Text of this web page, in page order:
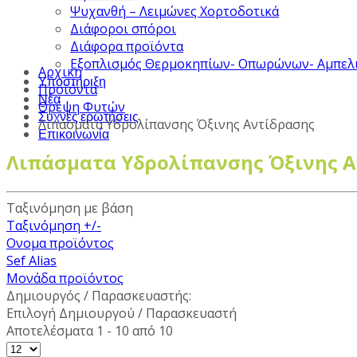
Ψυχανθή – Λειμώνες Χορτοδοτικά
Διάφοροι σπόροι
Διάφορα προϊόντα
Εξοπλισμός Θερμοκηπίων- Οπωρώνων-
Υποστήριξη
Νέα
Συχνές ερωτήσεις
Επικοινωνία
Αρχική
Προϊόντα
Θρέψη Φυτών
Λιπάσματα Υδρολίπανσης Όξινης Αντίδρασης
Λιπάσματα Υδρολίπανσης Όξινης
Ταξινόμηση με βάση
Ταξινόμηση +/-
Ονομα προϊόντος
Sef Alias
Μονάδα προϊόντος
Δημιουργός / Παρασκευαστής:
Επιλογή Δημιουργού / Παρασκευαστή
Αποτελέσματα 1 - 10 από 10